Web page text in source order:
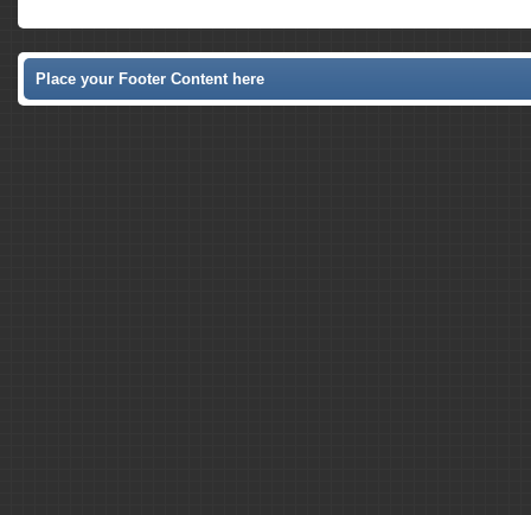
Place your Footer Content here